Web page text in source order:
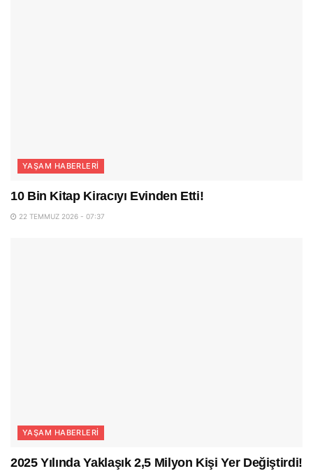
YAŞAM HABERLERI
10 Bin Kitap Kiracıyı Evinden Etti!
22 TEMMUZ 2026 - 07:37
YAŞAM HABERLERI
2025 Yılında Yaklaşık 2,5 Milyon Kişi Yer Değiştirdi!